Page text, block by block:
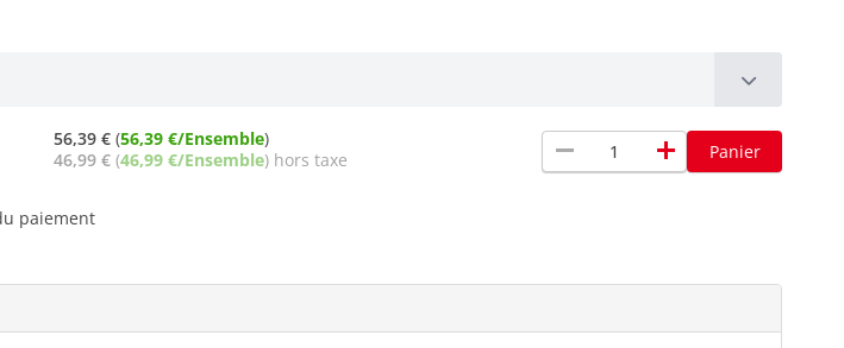
56,39 € (56,39 €/Ensemble)
46,99 € (46,99 €/Ensemble) hors taxe remove add Panier
paiement